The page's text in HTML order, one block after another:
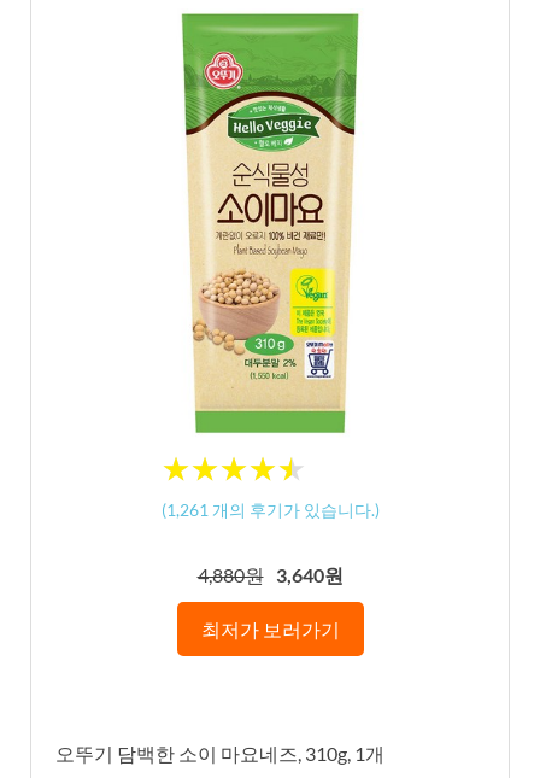
★★★★★
★★★★★
(1,261 개의 후기가 있습니다.)
4,880원 3,640원
최저가 보러가기
오뚜기 담백한 소이 마요네즈, 310g, 1개